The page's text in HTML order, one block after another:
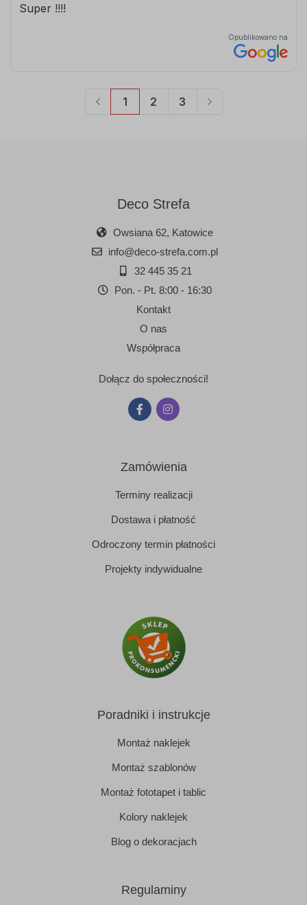
Deco Strefa
Owsiana 62, Katowice
info@deco-strefa.com.pl
32 445 35 21
Pon. - Pt. 8:00 - 16:30
Kontakt
O nas
Współpraca
Dołącz do społeczności!
Zamówienia
Terminy realizacji
Dostawa i płatność
Odroczony termin płatności
Projekty indywidualne
Poradniki i instrukcje
Montaż naklejek
Montaż szablonów
Montaż fototapet i tablic
Kolory naklejek
Blog o dekoracjach
Regulaminy